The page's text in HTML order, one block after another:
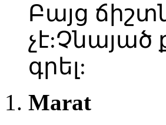
Բայց
գրել:
Marat